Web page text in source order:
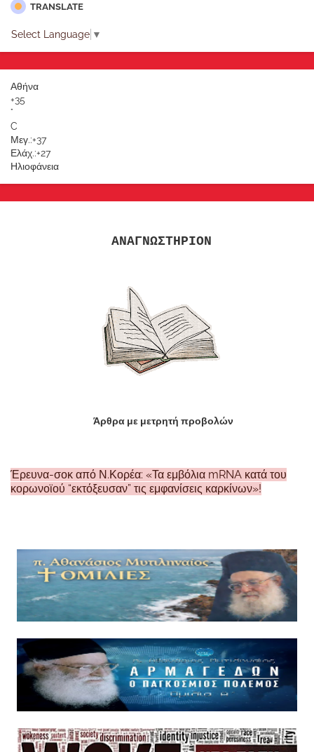
TRANSLATE
Select Language ▼
Αθήνα
+35
°
C
Μεγ.:+37
Ελάχ.:+27
Ηλιοφάνεια
ΑΝΑΓΝΩΣΤΗΡΙΟΝ
Άρθρα με μετρητή προβολών
Έρευνα-σοκ από Ν.Κορέα: «Τα εμβόλια mRNA κατά του
κορωνοϊού “εκτόξευσαν” τις εμφανίσεις καρκίνων»!